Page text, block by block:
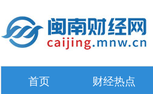
首页 财经热点